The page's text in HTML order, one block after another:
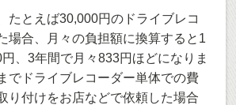
たとえば30,000円のドライブレコ
場合、月々の負担額に換算すると1
、3年間で月々833円ほどになりま
でドライブレコーダー単体での費
り付けをお店などで依頼した場合